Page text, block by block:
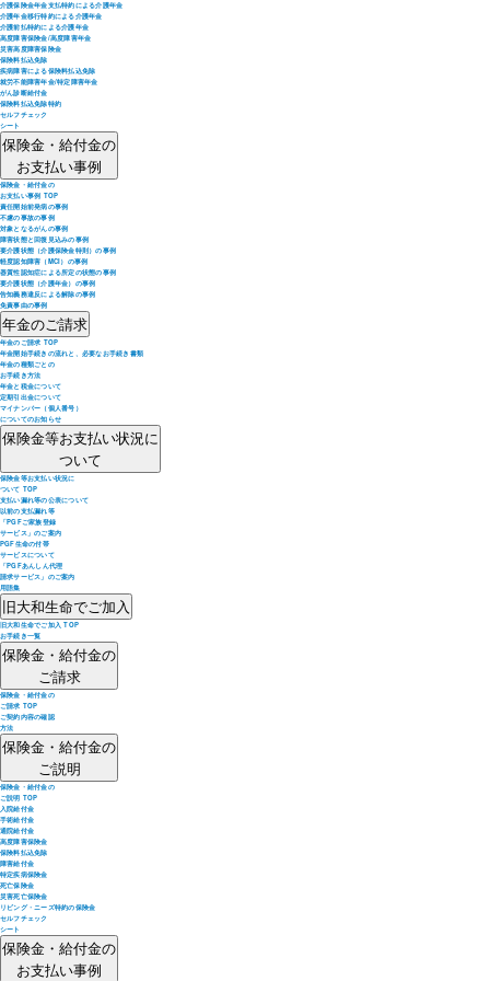
介護保険金年金支払特約による介護年金
介護年金移行特約による介護年金
介護前払特約による介護年金
高度障害保険金/高度障害年金
災害高度障害保険金
保険料払込免除
疾病障害による保険料払込免除
就労不能障害年金/特定障害年金
がん診断給付金
保険料払込免除特約
セルフチェック
シート
保険金・給付金の
お支払い事例
保険金・給付金の
お支払い事例 TOP
責任開始前発病の事例
不慮の事故の事例
対象となるがんの事例
障害状態と回復見込みの事例
要介護状態（介護保険金特則）の事例
軽度認知障害（MCI）の事例
器質性認知症による所定の状態の事例
要介護状態（介護年金）の事例
告知義務違反による解除の事例
免責事由の事例
年金のご請求
年金のご請求 TOP
年金開始手続きの流れと、必要なお手続き書類
年金の種類ごとの
お手続き方法
年金と税金について
定期引出金について
マイナンバー（個人番号）
についてのお知らせ
保険金等お支払い状況に
ついて
保険金等お支払い状況に
ついて TOP
支払い漏れ等の公表について
以前の支払漏れ等
「PGFご家族登録
サービス」のご案内
PGF生命の付帯
サービスについて
「PGFあんしん代理
請求サービス」のご案内
用語集
旧大和生命でご加入
旧大和生命でご加入 TOP
お手続き一覧
保険金・給付金の
ご請求
保険金・給付金の
ご請求 TOP
ご契約内容の確認
方法
保険金・給付金の
ご説明
保険金・給付金の
ご説明 TOP
入院給付金
手術給付金
通院給付金
高度障害保険金
保険料払込免除
障害給付金
特定疾病保険金
死亡保険金
災害死亡保険金
リビング・ニーズ特約の保険金
セルフチェック
シート
保険金・給付金の
お支払い事例